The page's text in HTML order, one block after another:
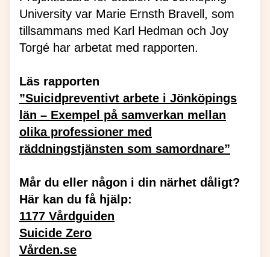
University var Marie Ernsth Bravell, som
tillsammans med Karl Hedman och Joy
Torgé har arbetat med rapporten.
Läs rapporten
”Suicidpreventivt arbete i Jönköpings
län – Exempel på samverkan mellan
olika professioner med
räddningstjänsten som samordnare”
Mår du eller någon i din närhet dåligt?
Här kan du få hjälp:
1177 Vårdguiden
Suicide Zero
Vården.se